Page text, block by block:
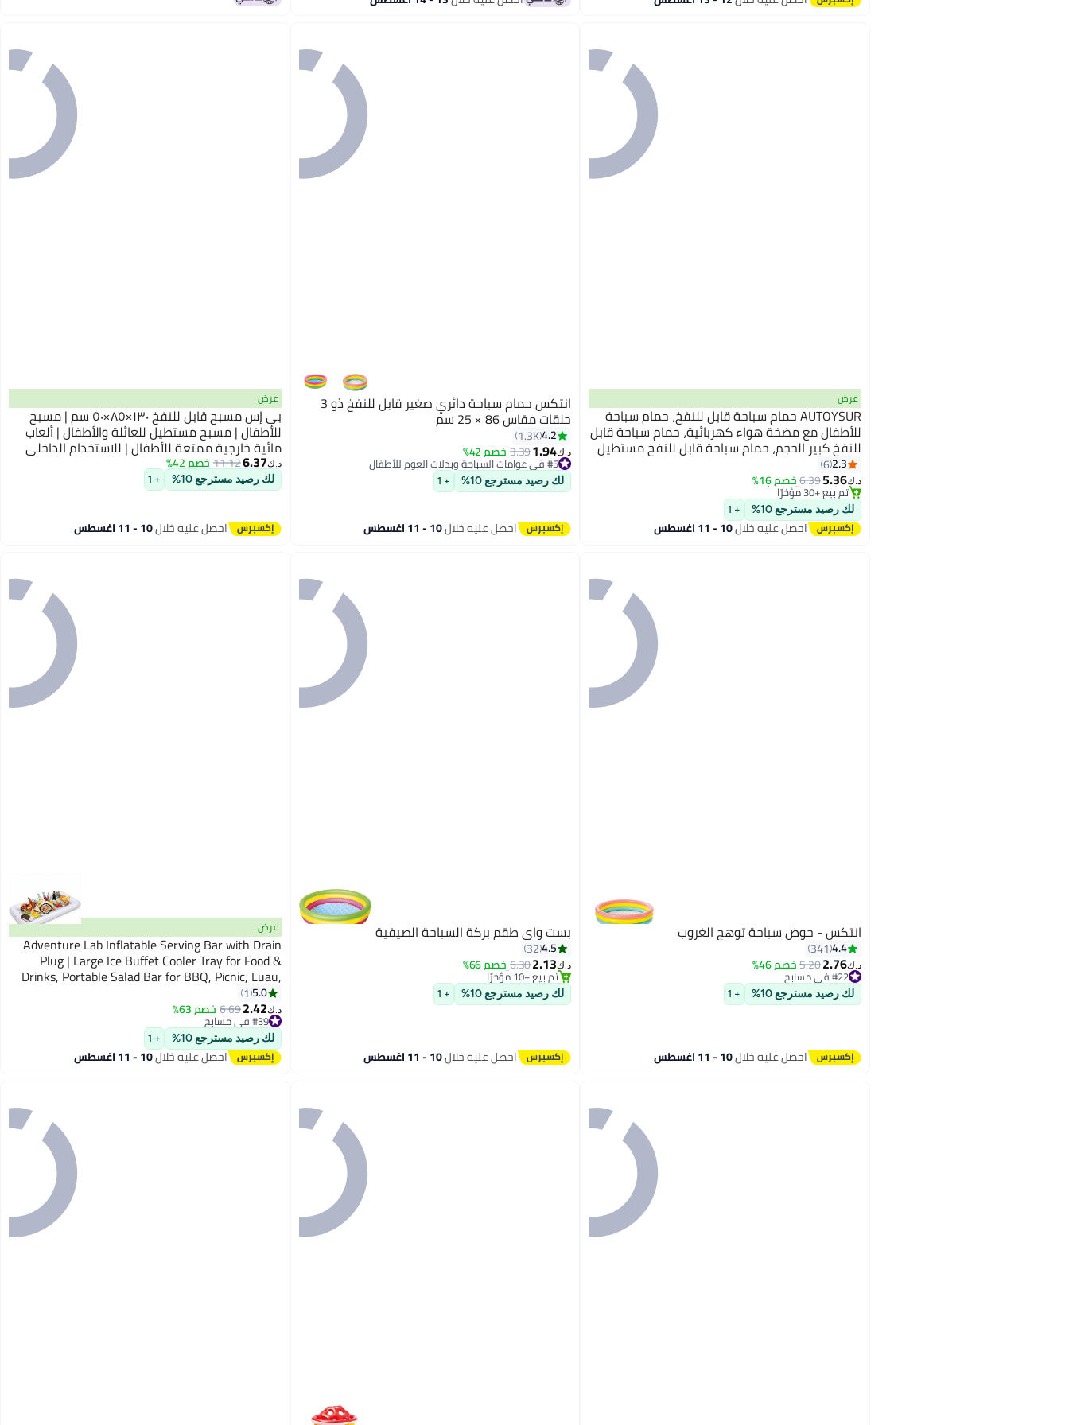
عرض
AUTOYSUR حمام سباحة قابل للنفخ، حمام سباحة
للأطفال مع مضخة هواء كهربائية، حمام سباحة قابل
للنفخ كبير الحجم، حمام سباحة قابل للنفخ مستطيل
الشكل كبير الحجم للاستخدام الداخلي والخارجي في
الفناء الخلفي
2.3
6
د.ك‏5.36
6.39خصم 16%
#21 في مسابح
أقل سعر في 7 يوم
تم بيع +30 مؤخرًا
#21 في مسابح
لك رصيد مسترجع 10% + 1
احصل عليه خلال10 - 11 اغسطس
انتكس حمام سباحة دائري صغير قابل للنفخ ذو 3
حلقات مقاس 86 × 25 سم
4.2
1.3K
د.ك‏1.94
3.39خصم 42% #5 في عوامات السباحة وبدلات العوم للأطفال
تم بيع +60 مؤخرًا
#5 في عوامات السباحة وبدلات العوم للأطفال
لك رصيد مسترجع 10% + 1
احصل عليه خلال10 - 11 اغسطس
عرض
بي إس مسبح قابل للنفخ ١٣٠×٨٥×٥٠ سم | مسبح
للأطفال | مسبح مستطيل للعائلة والأطفال | ألعاب
مائية خارجية ممتعة للأطفال | للاستخدام الداخلي
والخارجي في الفناء الخلفي
د.ك‏6.37
11.12 خصم 42%
لك رصيد مسترجع 10% + 1
احصل عليه خلال10 - 11 اغسطس
انتكس - حوض سباحة توهج الغروب
4.4
341
د.ك‏2.76
5.20خصم 46% #22 في مسابح
تم بيع +20 مؤخرًا
#22 في مسابح
لك رصيد مسترجع 10% + 1
احصل عليه خلال10 - 11 اغسطس
بست واي طقم بركة السباحة الصيفية
4.5
32
د.ك‏2.13
6.30خصم 66%
#18 في مسابح
أقل سعر في السنة
تم بيع +10 مؤخرًا
#18 في مسابح
لك رصيد مسترجع 10% + 1
احصل عليه خلال10 - 11 اغسطس
عرض
Adventure Lab Inflatable Serving Bar with Drain
Plug | Large Ice Buffet Cooler Tray for Food &
Drinks, Portable Salad Bar for BBQ, Picnic, Luau,
Pool Party, Beach & Outdoor Events
5.0
1
د.ك‏2.42
6.69خصم 63% #39 في مسابح
أقل سعر في السنة
#39 في مسابح
لك رصيد مسترجع 10% + 1
احصل عليه خلال10 - 11 اغسطس